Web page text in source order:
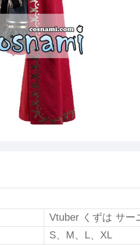
Vtuber くずは サー
S、M、L、XL